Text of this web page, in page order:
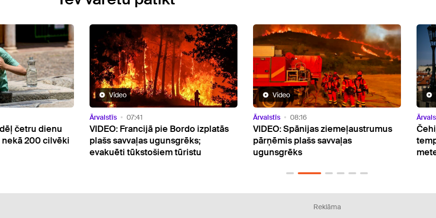
Bordo izplatās
Video
Ārvalstīs 08:16
VIDEO: Spānijas ziemeļaustrumus
pārņēmis plašs savvaļas
ugunsgrēks
Video
Ārvalstīs 08:01
Čehijā reģistrētas augstākās gaisa
temperatūras valsts
meteoroloģisko datu vēsturē
-
Reklāma